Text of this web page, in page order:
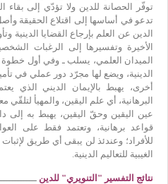
توفّر الحصانة للدين ولا تؤدّي إلى بقاء
تدعو في أساسها إلى اقتلاع الحقيقة
الدين عن العلم بإرجاع القضايا الدينية
الأخيرة وتفسيرها إلى الرغبات
الميدان العلمي، يسلب ـ وفي أول خطوة
الدينية، ويضع لها مجرّد دور عملي في
أخرى، يهبط بالإيمان الديني الذي
البرهانية، أي علم اليقين، والمهيأ
عين اليقين وحقّ اليقين، يهبط به إلى
قواعد برهانية، وتعتمد فقط على
للأفراد؛ وعندئذ لن يبقى أي طريق لإثبات
الغيبية للتعاليم الدينية.
نتائج التفسير "التنويري" للدين